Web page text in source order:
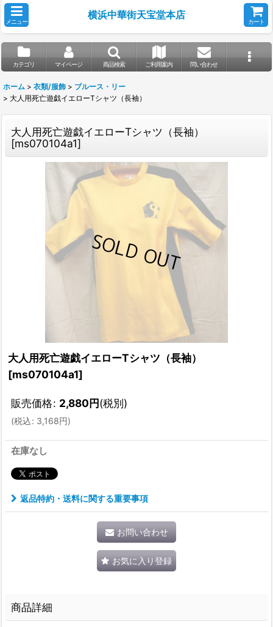
メニュー
横浜中華街天宝堂本店
カート
カテゴリ マイページ 商品検索 ご利用案内 問い合わせ
ホーム > 衣類/服飾 > ブルース・リー
> 大人用死亡遊戯イエローTシャツ（長袖）
大人用死亡遊戯イエローTシャツ（長袖）
[ms070104a1]
大人用死亡遊戯イエローTシャツ（長袖）
[ms070104a1]
販売価格: 2,880円(税別)
(税込: 3,168円)
在庫なし
返品特約・送料に関する重要事項
お問い合わせ
お気に入り登録
商品詳細